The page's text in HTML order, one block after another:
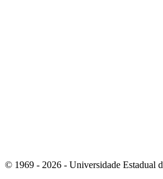
© 1969 - 2026 - Universidade Estadual